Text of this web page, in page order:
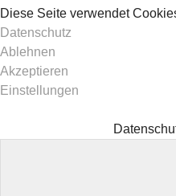
Diese Seite verwendet
Datenschutz
Ablehnen
Akzeptieren
Einstellungen